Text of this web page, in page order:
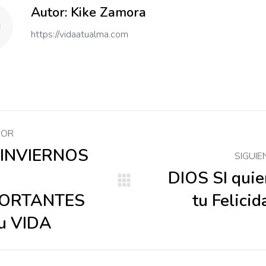
Autor: Kike Zamora
https://vidaatualma.com
VIDA
Publicación
siguiente:
DIOS SI
tu